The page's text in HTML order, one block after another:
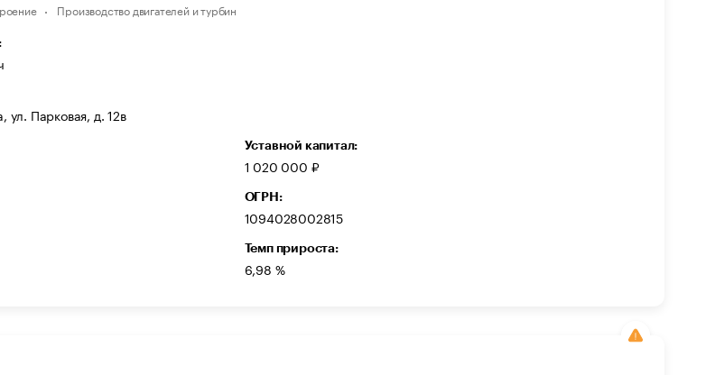
Производство двигателей и турбин
ул. Парковая, д. 12в
Уставной капитал:
1 020 000 ₽
ОГРН:
1094028002815
Темп прироста:
6,98 %